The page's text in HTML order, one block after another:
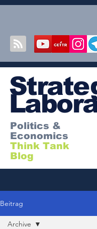
S
Politics &
Economics
Think Tank
Blog
Beitrag
Archive